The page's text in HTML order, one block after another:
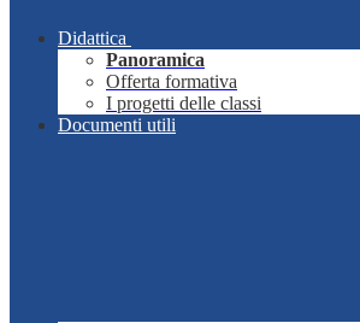
Didattica
Panoramica
Offerta formativa
I progetti delle classi
Documenti utili